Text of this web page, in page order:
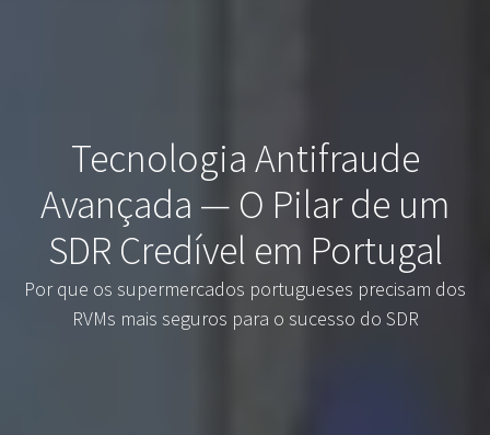
Tecnologia Antifraude
Avançada — O Pilar de um
SDR Credível em Portugal
Por que os supermercados portugueses precisam dos
RVMs mais seguros para o sucesso do SDR